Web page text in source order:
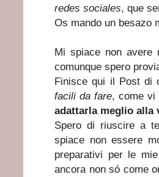
redes sociales, que
Os mando un besazo
Mi spiace non avere
comunque spero
Finisce qui il Post di
facili da fare, come vi
adattarla meglio alla
Spero di riuscire a
spiace non essere
preparativi per le
ancora non só come